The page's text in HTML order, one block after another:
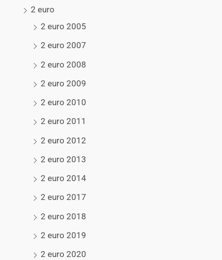
2 euro
2 euro 2005
2 euro 2007
2 euro 2008
2 euro 2009
2 euro 2010
2 euro 2011
2 euro 2012
2 euro 2013
2 euro 2014
2 euro 2017
2 euro 2018
2 euro 2019
2 euro 2020